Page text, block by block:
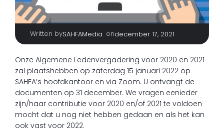
Written bySAHFAMedia ondecember 17, 2021
Onze Algemene Ledenvergadering voor 2020 en 2021
zal plaatshebben op zaterdag 15 januari 2022 op
SAHFA’s hoofdkantoor en via Zoom. U ontvangt de
documenten op 31 december. We vragen eenieder
zijn/haar contributie voor 2020 en/of 2021 te voldoen
mocht dat u nog niet hebben gedaan en als het kan
ook vast voor 2022.